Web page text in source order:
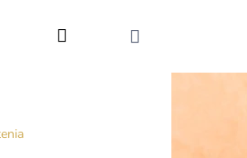
MÓDNE DOPLNKY
HĽADAŤPrihlásenie